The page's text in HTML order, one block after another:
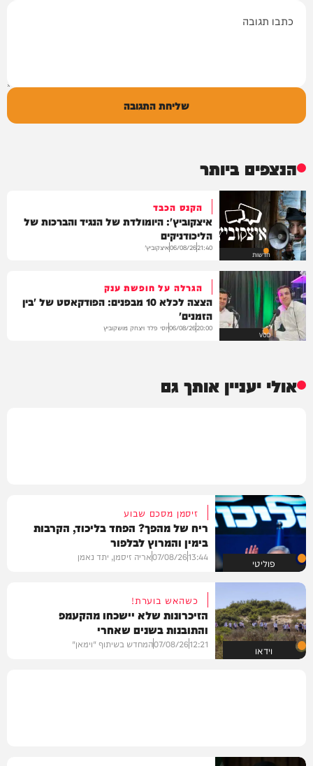
שליחת התגובה
הנצפים ביותר
חדשות
הקנס הכבד
איצקוביץ': היומולדת של הנגיד והברכות של
הליכודניקים
21:40
06/08/26איצקוביץ'
VOD
הגרלה על חופשת ענק
הצצה לכלא 10 מבפנים: הפודקאסט של 'בין
הזמנים'
20:00
06/08/26יוסי פלד ויצחק מושקוביץ
אולי יעניין אותך גם
פוליטי
זיסמן מסכם שבוע
ריח של מהפך? הפחד בליכוד, הקרבות
בימין והמרוץ לבלפור
13:44
07/08/26אריה זיסמן, יתד נאמן
וידאו
כשהאש בוערת!
הזיכרונות שלא יישכחו מהקעמפ
והתובנות בשנים שאחרי
12:21
07/08/26המחדש בשיתוף "וימאן"